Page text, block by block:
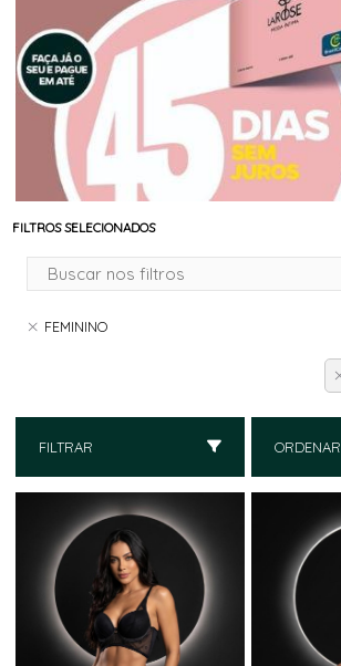
FILTROS SELECIONADOS
FEMININO
FILTRAR ORDENAR